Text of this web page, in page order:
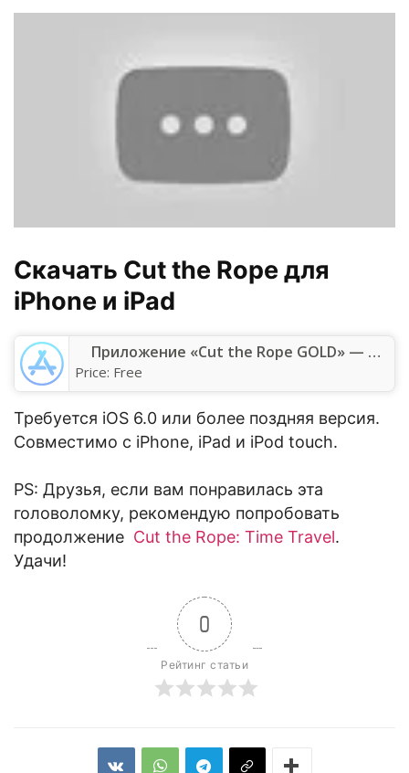
Скачать Cut the Rope для
iPhone и iPad
Приложение «Cut the Rope GOLD» — App Store
Price: Free
Требуется iOS 6.0 или более поздняя версия.
Совместимо с iPhone, iPad и iPod touch.
PS: Друзья, если вам понравилась эта
головоломку, рекомендую попробовать
продолжение Cut the Rope: Time Travel.
Удачи!
0
Рейтинг статьи